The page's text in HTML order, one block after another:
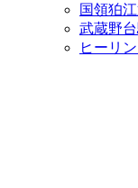
国領狛
武蔵野
ヒーリ